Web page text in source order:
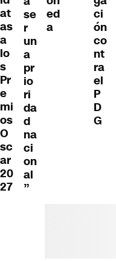
at
as
a
lo
s
Pr
e
mi
os
O
sc
ar
20
27
se
r
un
a
pr
io
ri
da
d
na
ci
on
al
”
ed
a
ci
ón
co
nt
ra
el
P
D
G